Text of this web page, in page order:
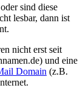
sind diese
lesbar, dann ist
nicht erst seit
und eine
Domain (z.B.